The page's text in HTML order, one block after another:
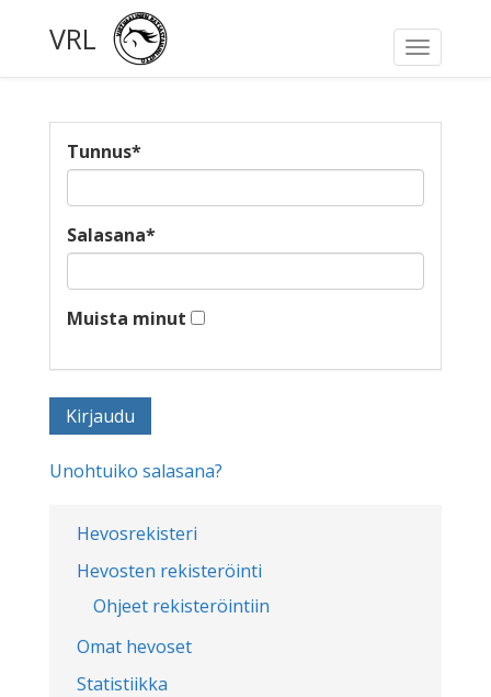
Toggle
VRL
Hevosrekisteri
Hevosten rekisteröinti
Ohjeet rekisteröintiin
Omat hevoset
Statistiikka
Tunnus*
Salasana*
Muista minut
Unohtuiko salasana?